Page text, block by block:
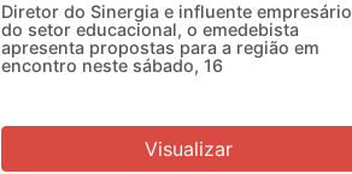
Diretor do Sinergia e influente empresário
do setor educacional, o emedebista
apresenta propostas para a região em
encontro neste sábado, 16
Visualizar